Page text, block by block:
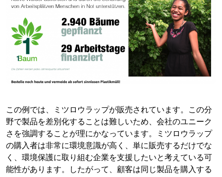
この例では、ミツロウラップが販売されています。この分
野で製品を差別化することは難しいため、会社のユニーク
さを強調することが理にかなっています。ミツロウラップ
の購入者は非常に環境意識が高く、単に販売するだけでな
く、環境保護に取り組む企業を支援したいと考えている可
能性があります。したがって、顧客は同じ製品を購入する